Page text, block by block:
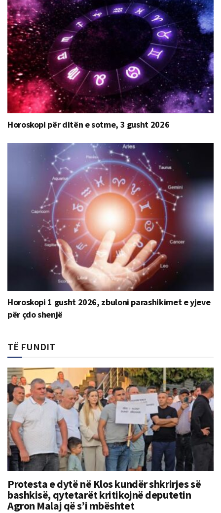
Horoskopi për ditën e sotme, 3 gusht 2026
Horoskopi 1 gusht 2026, zbuloni parashikimet e yjeve
për çdo shenjë
TË FUNDIT
Protesta e dytë në Klos kundër shkrirjes së
bashkisë, qytetarët kritikojnë deputetin
Agron Malaj që s’i mbështet